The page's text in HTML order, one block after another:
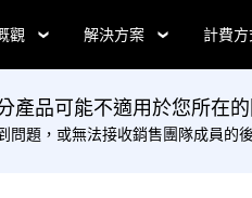
觀 解決方案 計費方
產品可能不適用於您所在
問題，或無法接收銷售團隊成員的